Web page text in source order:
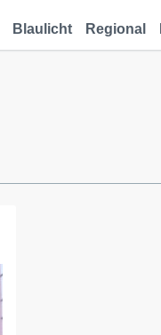
Blaulicht Regional